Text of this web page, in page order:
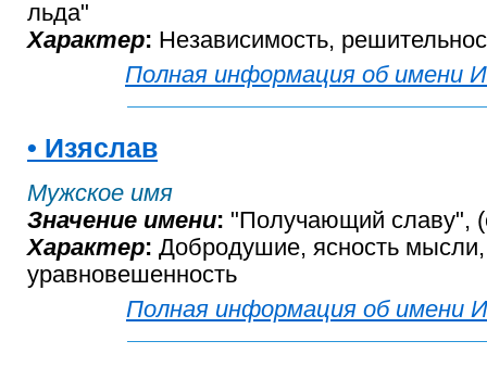
льда"
Характер: Независимость,
Полная информация об имени
• Изяслав
Мужское имя
Значение имени: "Получающий славу",
Характер: Добродушие, ясность мысли,
уравновешенность
Полная информация об имени